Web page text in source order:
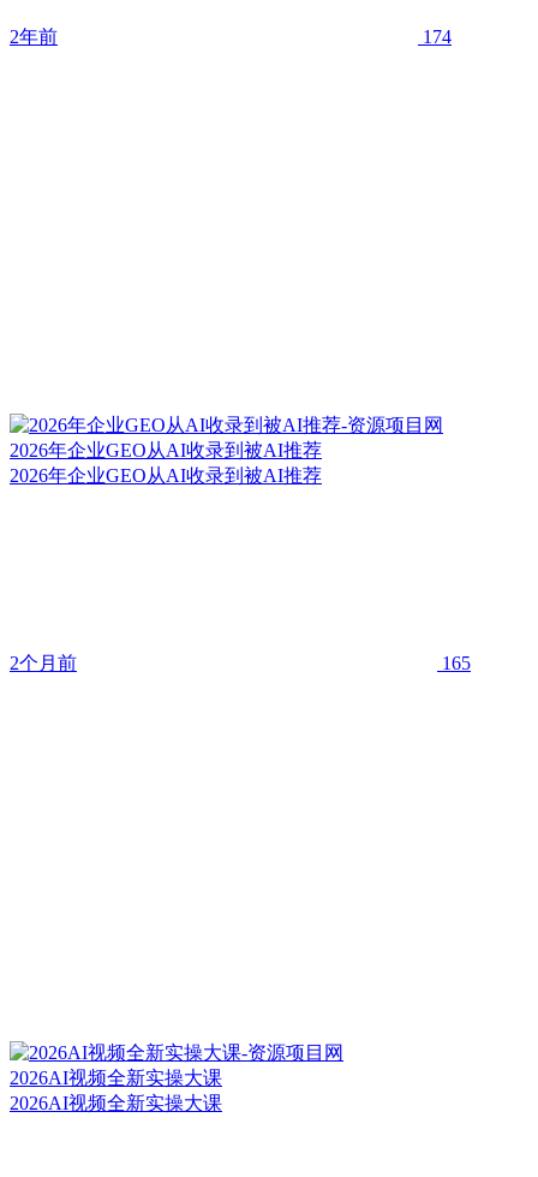
2年前 174
2026年企业GEO从AI收录到被AI推荐
2026年企业GEO从AI收录到被AI推荐
2个月前 165
2026AI视频全新实操大课
2026AI视频全新实操大课